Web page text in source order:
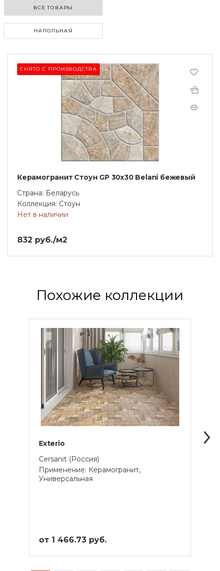
ВСЕ ТОВАРЫ
НАПОЛЬНАЯ
СНЯТО С ПРОИЗВОДСТВА
Керамогранит Стоун GP 30х30 Belani бежевый
Страна: Беларусь
Коллекция: Стоун
Нет в наличии
832 руб./м2
Похожие коллекции
Exterio
Cersanit (Россия)
Применение: Керамогранит,
Универсальная
от 1 466.73 руб.